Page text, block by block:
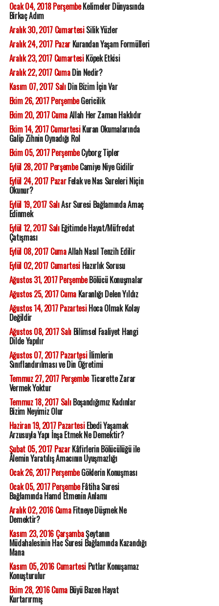
Ocak 04, 2018 PerşembeKelimeler Dünyasında
Birkaç Adım
Aralık 30, 2017 CumartesiSilik Yüzler
Aralık 24, 2017 PazarKurandan Yaşam Formülleri
Aralık 23, 2017 CumartesiKöpek Etkisi
Aralık 22, 2017 CumaDin Nedir?
Kasım 07, 2017 SalıDin Bizim İçin Var
Ekim 26, 2017 PerşembeGericilik
Ekim 20, 2017 CumaAllah Her Zaman Haklıdır
Ekim 14, 2017 CumartesiKuran Okumalarında
Galip Zihnin Oynadığı Rol
Ekim 05, 2017 PerşembeCyborg Tipler
Eylül 28, 2017 PerşembeCamiye Niye Gidilir
Eylül 24, 2017 PazarFelak ve Nas Sureleri Niçin
Okunur?
Eylül 19, 2017 SalıAsr Suresi Bağlamında Amaç
Edinmek
Eylül 12, 2017 SalıEğitimde Hayat/Müfredat
Çatışması
Eylül 08, 2017 CumaAllah Nasıl Tenzih Edilir
Eylül 02, 2017 CumartesiHazırlık Sorusu
Ağustos 31, 2017 PerşembeBölücü Konuşmalar
Ağustos 25, 2017 CumaKaranlığı Delen Yıldız
Ağustos 14, 2017 PazartesiHoca Olmak Kolay
Değildir
Ağustos 08, 2017 SalıBilimsel Faaliyet Hangi
Dilde Yapılır
Ağustos 07, 2017 Pazartesiİlimlerin
Sınıflandırılması ve Din Öğretimi
Temmuz 27, 2017 PerşembeTicarette Zarar
Vermek Yoktur
Temmuz 18, 2017 SalıBoşandığımız Kadınlar
Bizim Neyimiz Olur
Haziran 19, 2017 PazartesiEbedi Yaşamak
Arzusuyla Yapı İnşa Etmek Ne Demektir?
Şubat 05, 2017 PazarKâfirlerin Bölücülüğü ile
Âlemin Yaratılış Amacının Uyuşmazlığı
Ocak 26, 2017 PerşembeGöklerin Konuşması
Ocak 05, 2017 PerşembeFâtiha Suresi
Bağlamında Hamd Etmenin Anlamı
Aralık 02, 2016 CumaFitneye Düşmek Ne
Demektir?
Kasım 23, 2016 ÇarşambaŞeytanın
Müdahalesinin Hac Suresi Bağlamında Kazandığı
Mana
Kasım 05, 2016 CumartesiPutlar Konuşamaz
Konuşturulur
Ekim 28, 2016 CumaBüyü Bazen Hayat
Kurtarırmış